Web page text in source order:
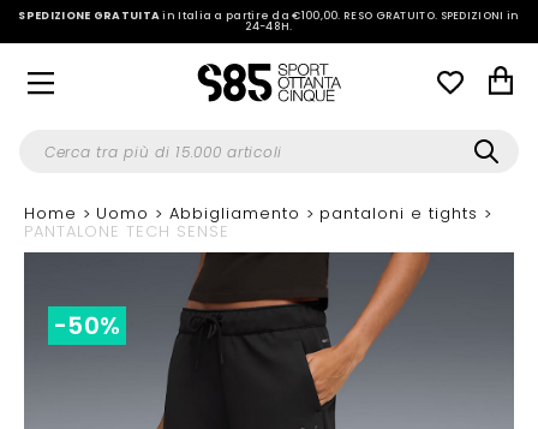
SPEDIZIONE GRATUITAin Italia a partire da €100,00.RESO GRATUITO. SPEDIZIONI in
24-48H.
Home Uomo Abbigliamento pantaloni e tights
PANTALONE TECH SENSE
-50%